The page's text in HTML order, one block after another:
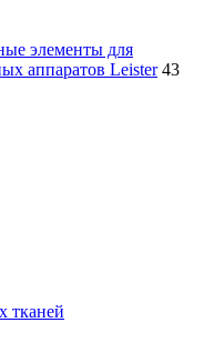
элементы для
аппаратов Leister 43
тканей